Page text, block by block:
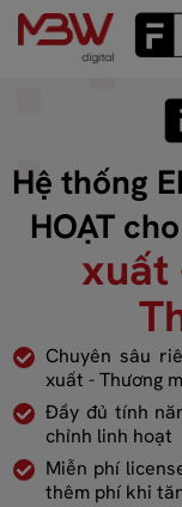
Hệ thống
HOẠT
xuất
Chuyên sâu
xuất - Thương
Đầy đủ tính
chỉnh linh hoạt
Miễn phí
thêm phí khi